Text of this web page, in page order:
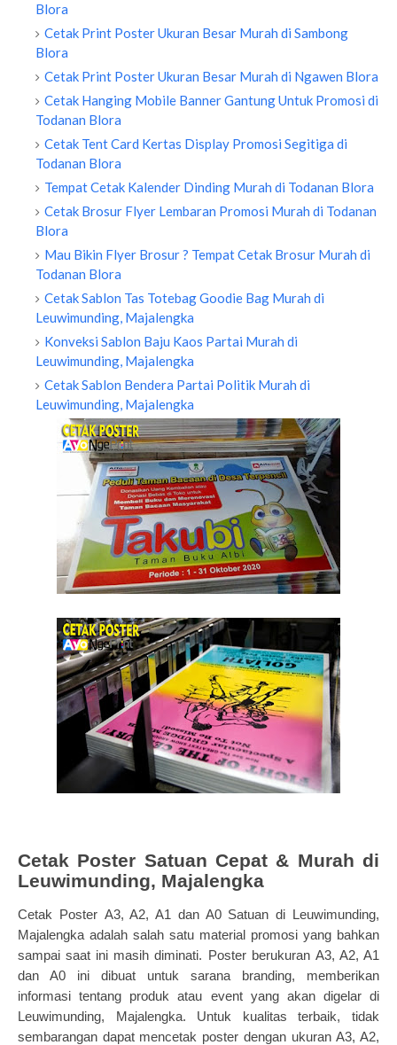
Blora
Cetak Print Poster Ukuran Besar Murah di Sambong
Blora
Cetak Print Poster Ukuran Besar Murah di Ngawen Blora
Cetak Hanging Mobile Banner Gantung Untuk Promosi di
Todanan Blora
Cetak Tent Card Kertas Display Promosi Segitiga di
Todanan Blora
Tempat Cetak Kalender Dinding Murah di Todanan Blora
Cetak Brosur Flyer Lembaran Promosi Murah di Todanan
Blora
Mau Bikin Flyer Brosur ? Tempat Cetak Brosur Murah di
Todanan Blora
Cetak Sablon Tas Totebag Goodie Bag Murah di
Leuwimunding, Majalengka
Konveksi Sablon Baju Kaos Partai Murah di
Leuwimunding, Majalengka
Cetak Sablon Bendera Partai Politik Murah di
Leuwimunding, Majalengka
Cetak Poster Satuan Cepat & Murah di
Leuwimunding, Majalengka
Cetak Poster A3, A2, A1 dan A0 Satuan di Leuwimunding,
Majalengka adalah salah satu material promosi yang bahkan
sampai saat ini masih diminati. Poster berukuran A3, A2, A1
dan A0 ini dibuat untuk sarana branding, memberikan
informasi tentang produk atau event yang akan digelar di
Leuwimunding, Majalengka. Untuk kualitas terbaik, tidak
sembarangan dapat mencetak poster dengan ukuranA3, A2,